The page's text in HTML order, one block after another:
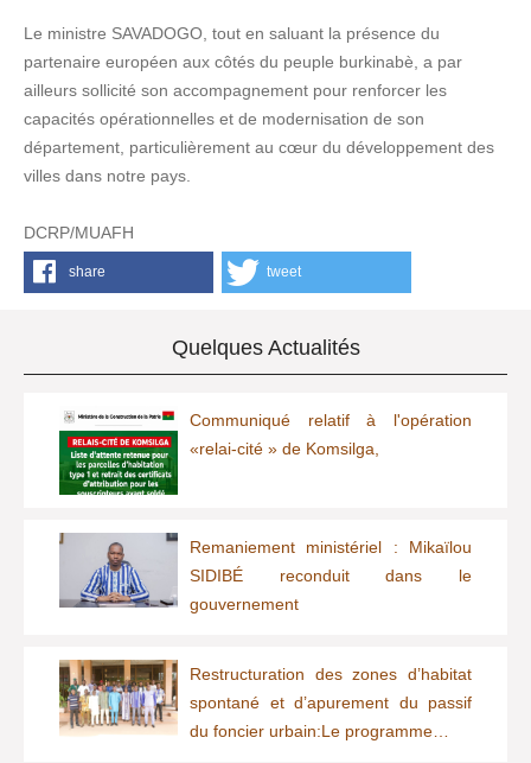
Le ministre SAVADOGO, tout en saluant la présence du
partenaire européen aux côtés du peuple burkinabè, a par
ailleurs sollicité son accompagnement pour renforcer les
capacités opérationnelles et de modernisation de son
département, particulièrement au cœur du développement des
villes dans notre pays.
DCRP/MUAFH
share tweet
Quelques Actualités
Communiqué relatif à l'opération
«relai-cité » de Komsilga,
Remaniement ministériel : Mikaïlou
SIDIBÉ reconduit dans le
gouvernement
Restructuration des zones d’habitat
spontané et d’apurement du passif
du foncier urbain:Le programme…